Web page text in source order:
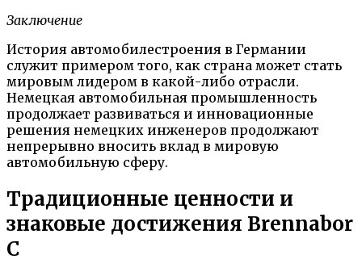
Заключение
История автомобилестроения в Германии
служит примером того, как страна может стать
мировым лидером в какой-либо отрасли.
Немецкая автомобильная промышленность
продолжает развиваться и инновационные
решения немецких инженеров продолжают
непрерывно вносить вклад в мировую
автомобильную сферу.
Традиционные ценности и
знаковые достижения Brennabor
C